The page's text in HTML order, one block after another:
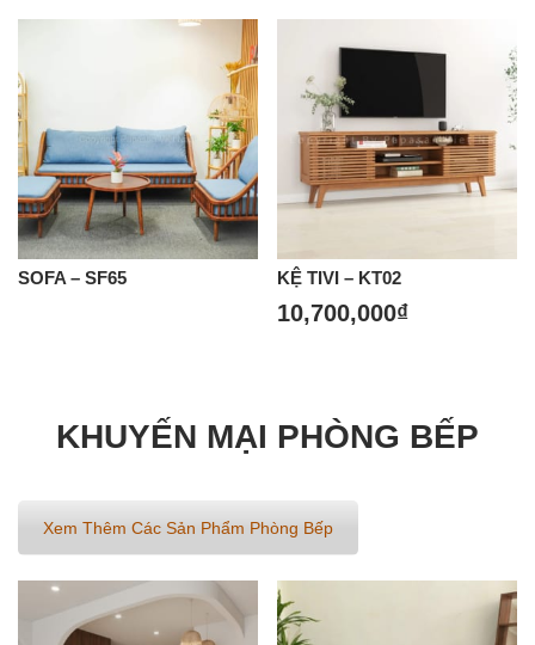
SOFA – SF65 KỆ TIVI – KT02
10,700,000₫
KHUYẾN MẠI PHÒNG BẾP
Xem Thêm Các Sản Phẩm Phòng Bếp